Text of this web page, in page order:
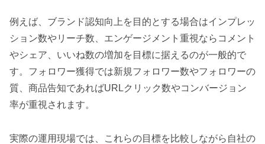
例えば、ブランド認知向上を目的とする場合はインプレッ
ション数やリーチ数、エンゲージメント重視ならコメント
やシェア、いいね数の増加を目標に据えるのが一般的で
す。フォロワー獲得では新規フォロワー数やフォロワーの
質、商品告知であればURLクリック数やコンバージョン
率が重視されます。
実際の運用現場では、これらの目標を比較しながら自社の